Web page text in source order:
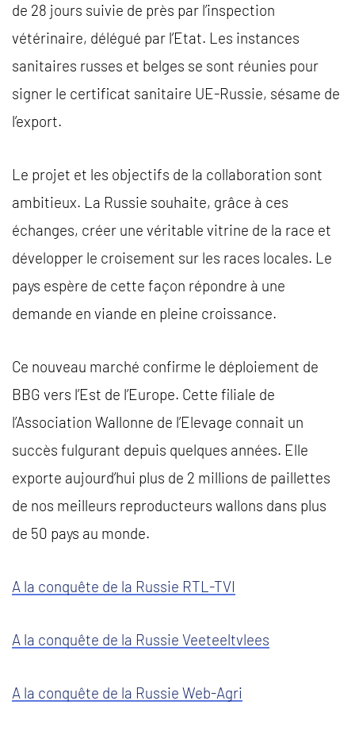
de 28 jours suivie de près par l’inspection
vétérinaire, délégué par l’Etat. Les instances
sanitaires russes et belges se sont réunies pour
signer le certificat sanitaire UE-Russie, sésame de
l’export.
Le projet et les objectifs de la collaboration sont
ambitieux. La Russie souhaite, grâce à ces
échanges, créer une véritable vitrine de la race et
développer le croisement sur les races locales. Le
pays espère de cette façon répondre à une
demande en viande en pleine croissance.
Ce nouveau marché confirme le déploiement de
BBG vers l’Est de l’Europe. Cette filiale de
l’Association Wallonne de l’Elevage connait un
succès fulgurant depuis quelques années. Elle
exporte aujourd’hui plus de 2 millions de paillettes
de nos meilleurs reproducteurs wallons dans plus
de 50 pays au monde.
A la conquête de la Russie RTL-TVI
A la conquête de la Russie Veeteeltvlees
A la conquête de la Russie Web-Agri